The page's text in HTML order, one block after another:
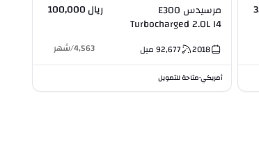
مرسيدس E300
Turbocharged 2.0L I4
ريال 100,000
2018
92,677ميل 4,563
/شهر
أمريكي•متاحة للتمويل